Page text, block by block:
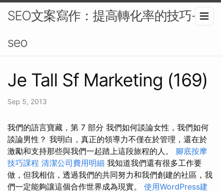
SEO文案寫作：提高轉化率的技巧-
seo
Je Tall Sf Marketing (169)
Sep 5, 2013
我們的語言寶藏，第 7 部分 我們如何談論女性，我們如何
談論男性？ 我明白，真正的領導力不僅在於管理，還在於
激勵和支持那些與我們一起踏上這段旅程的人。 腳底按摩
技巧課程 清潔公司費用明細 我知道我們還有很多工作要
做，但我相信，透過我們的共同努力和我們創建的社區，我
們一定能夠讓這個合作世界成為現實。 使用WordPress建